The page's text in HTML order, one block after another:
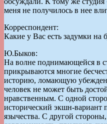
меня не получилось в нее
Корреспондент:
Какие у Вас есть задумки на
Ю.Быков:
На волне поднимающейся в
прикрываются многие
историю, ломающую
человек не может быть
нравственным. С одной
исторический экшн-вариант
язычества. С другой